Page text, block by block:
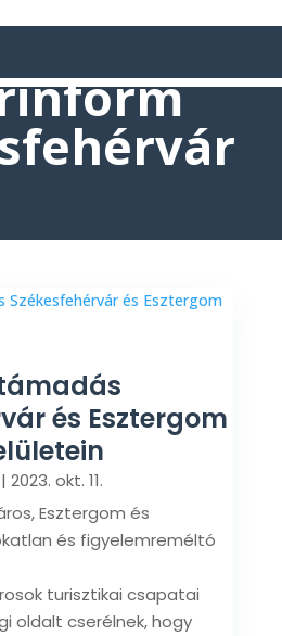
és Esztergom
| 2023. okt. 11.
Esztergom és
és figyelemreméltó
turisztikai csapatai
oldalt cserélnek, hogy